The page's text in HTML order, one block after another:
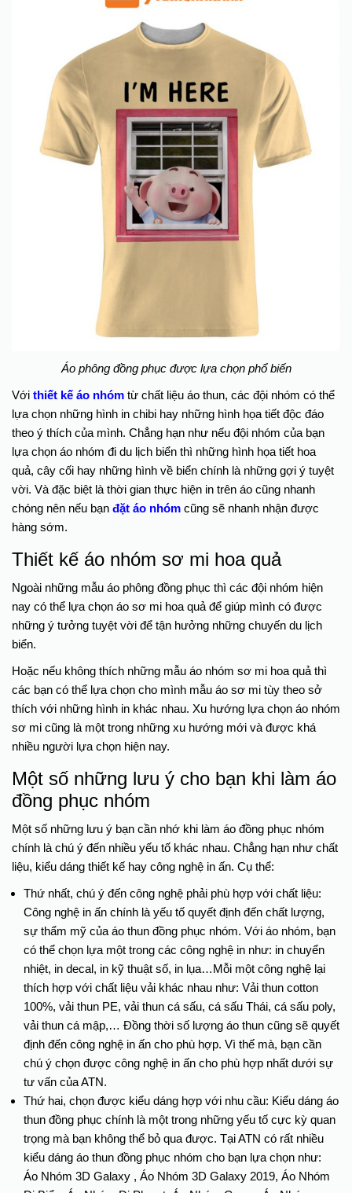
Áo phông đồng phục được lựa chọn phổ biến
Với thiết kế áo nhóm từ chất liệu áo thun, các đội nhóm có thể
lựa chọn những hình in chibi hay những hình họa tiết độc đáo
theo ý thích của mình. Chẳng hạn như nếu đội nhóm của bạn
lựa chọn áo nhóm đi du lịch biển thì những hình họa tiết hoa
quả, cây cối hay những hình về biển chính là những gợi ý tuyệt
vời. Và đặc biệt là thời gian thực hiện in trên áo cũng nhanh
chóng nên nếu bạn đặt áo nhóm cũng sẽ nhanh nhận được
hàng sớm.
Thiết kế áo nhóm sơ mi hoa quả
Ngoài những mẫu áo phông đồng phục thì các đội nhóm hiện
nay có thể lựa chọn áo sơ mi hoa quả để giúp mình có được
những ý tưởng tuyệt vời để tận hưởng những chuyến du lịch
biển.
Hoặc nếu không thích những mẫu áo nhóm sơ mi hoa quả thì
các bạn có thể lựa chọn cho mình mẫu áo sơ mi tùy theo sở
thích với những hình in khác nhau. Xu hướng lựa chọn áo nhóm
sơ mi cũng là một trong những xu hướng mới và được khá
nhiều người lựa chọn hiện nay.
Một số những lưu ý cho bạn khi làm áo
đồng phục nhóm
Một số những lưu ý bạn cần nhớ khi làm áo đồng phục nhóm
chính là chú ý đến nhiều yếu tố khác nhau. Chẳng hạn như chất
liệu, kiểu dáng thiết kế hay công nghệ in ấn. Cụ thể:
Thứ nhất, chú ý đến công nghệ phải phù hợp với chất liệu:
Công nghệ in ấn chính là yếu tố quyết định đến chất lượng,
sự thẩm mỹ của áo thun đồng phục nhóm. Với áo nhóm, bạn
có thể chọn lựa một trong các công nghệ in như: in chuyển
nhiệt, in decal, in kỹ thuật số, in lụa…Mỗi một công nghệ lại
thích hợp với chất liệu vải khác nhau như: Vải thun cotton
100%, vải thun PE, vải thun cá sấu, cá sấu Thái, cá sấu poly,
vải thun cá mập,… Đồng thời số lượng áo thun cũng sẽ quyết
định đến công nghệ in ấn cho phù hợp. Vì thế mà, bạn cần
chú ý chọn được công nghệ in ấn cho phù hợp nhất dưới sự
tư vấn của ATN.
Thứ hai, chọn được kiểu dáng hợp với nhu cầu: Kiểu dáng áo
thun đồng phục chính là một trong những yếu tố cực kỳ quan
trọng mà bạn không thể bỏ qua được. Tại ATN có rất nhiều
kiểu dáng áo thun đồng phục nhóm cho bạn lựa chọn như:
Áo Nhóm 3D Galaxy , Áo Nhóm 3D Galaxy 2019, Áo Nhóm